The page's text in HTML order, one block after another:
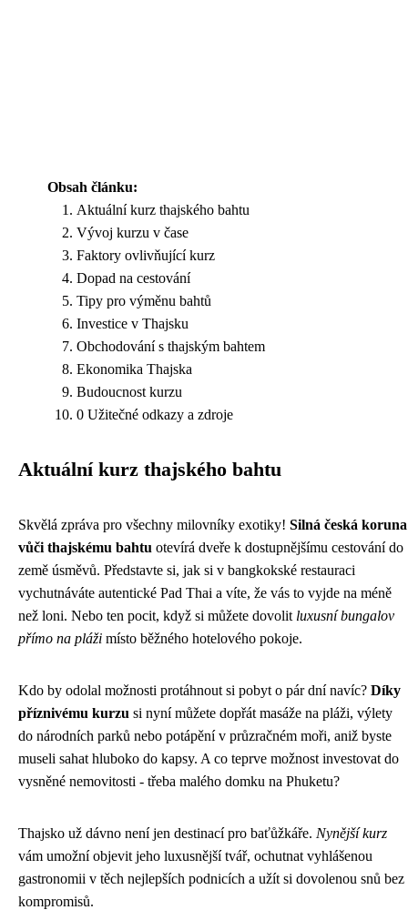
Obsah článku:
Aktuální kurz thajského bahtu
Vývoj kurzu v čase
Faktory ovlivňující kurz
Dopad na cestování
Tipy pro výměnu bahtů
Investice v Thajsku
Obchodování s thajským bahtem
Ekonomika Thajska
Budoucnost kurzu
0 Užitečné odkazy a zdroje
Aktuální kurz thajského bahtu
Skvělá zpráva pro všechny milovníky exotiky! Silná česká koruna
vůči thajskému bahtu otevírá dveře k dostupnějšímu cestování do
země úsměvů. Představte si, jak si v bangkokské restauraci
vychutnáváte autentické Pad Thai a víte, že vás to vyjde na méně
než loni. Nebo ten pocit, když si můžete dovolit luxusní bungalov
přímo na pláži místo běžného hotelového pokoje.
Kdo by odolal možnosti protáhnout si pobyt o pár dní navíc? Díky
příznivému kurzu si nyní můžete dopřát masáže na pláži, výlety
do národních parků nebo potápění v průzračném moři, aniž byste
museli sahat hluboko do kapsy. A co teprve možnost investovat do
vysněné nemovitosti - třeba malého domku na Phuketu?
Thajsko už dávno není jen destinací pro baťůžkáře. Nynější kurz
vám umožní objevit jeho luxusnější tvář, ochutnat vyhlášenou
gastronomii v těch nejlepších podnicích a užít si dovolenou snů bez
kompromisů.